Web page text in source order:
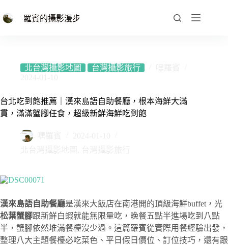
至
羅賓的攝影漫步
北台灣攝影地圖 台灣攝影旅行
台北吃到飽推薦｜漢來島語自助餐廳，根本海鮮大滿
貫，滿滿蟹腳任食，超級新鮮海鮮吃到飽
漢來島語自助餐廳是漢來大飯店在南港開的頂級海鮮buffet，光
松葉蟹腳跟新鮮白蝦就能無限量吃，晚餐五點半進場吃到八點
半，蟹腳依然堆滿餐檯沒少過。這篇羅賓從實際用餐經驗出發，
整理八大主題餐檯必吃菜色、平日假日價位、訂位技巧，還有跟